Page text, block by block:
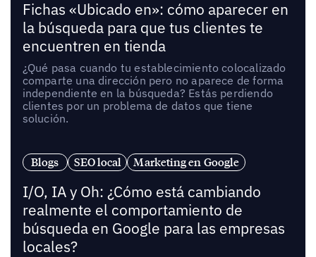
Fichas «Ubicado en»: cómo aparecer en
la búsqueda para que tus clientes te
encuentren en tienda
¿Qué pasa cuando tu establecimiento colocalizado
comparte una dirección pero no aparece de forma
independiente en la búsqueda? Estás perdiendo
clientes por un problema de datos que tiene
solución.
Blogs SEO local Marketing en Google
I/O, IA y Oh: ¿Cómo está cambiando
realmente el comportamiento de
búsqueda en Google para las empresas
locales?